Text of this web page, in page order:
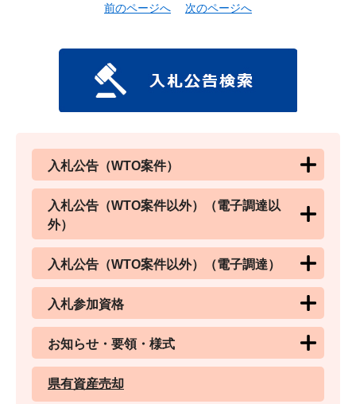
前のページへ 次のページへ
入札公告（WTO案件）
入札公告（WTO案件以外）（電子調達以
外）
入札公告（WTO案件以外）（電子調達）
入札参加資格
お知らせ・要領・様式
県有資産売却